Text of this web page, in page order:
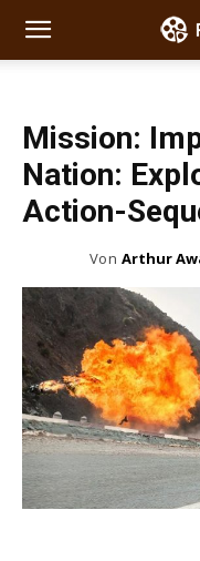
Mission:
Nation:
Action-
Von Arthur